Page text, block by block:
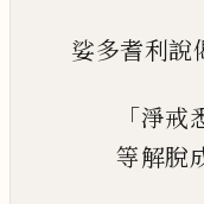
娑多耆利說
「淨戒
等解脫